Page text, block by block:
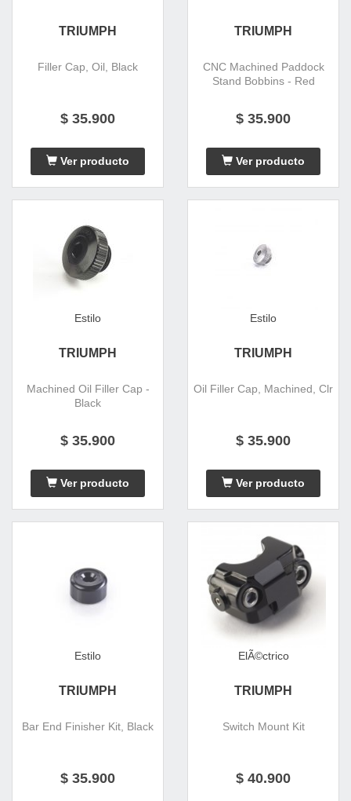
TRIUMPH
Filler Cap, Oil, Black
$ 35.900
Ver producto
TRIUMPH
CNC Machined Paddock
Stand Bobbins - Red
$ 35.900
Ver producto
Estilo
TRIUMPH
Machined Oil Filler Cap -
Black
$ 35.900
Ver producto
Estilo
TRIUMPH
Oil Filler Cap, Machined, Clr
$ 35.900
Ver producto
Estilo
TRIUMPH
Bar End Finisher Kit, Black
$ 35.900
ElÃ©ctrico
TRIUMPH
Switch Mount Kit
$ 40.900